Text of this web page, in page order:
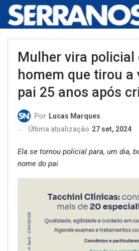
Mulher vira policial
homem que tirou a
pai 25 anos após
Por Lucas Marques
Última atualização 27 set, 2024
Ela se tornou policial para, um dia,
nome do pai